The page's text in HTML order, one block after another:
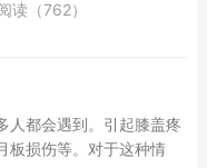
读（762）
人都会遇到。引起膝盖疼
板损伤等。对于这种情